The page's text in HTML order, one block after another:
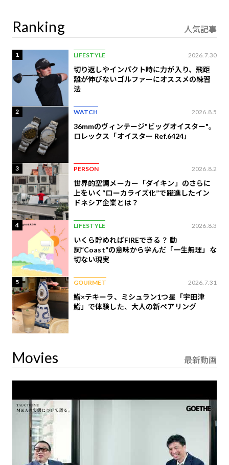
Ranking 人気記事
1 LIFESTYLE 2026.7.30
切り返しやインパクト時に力が入り、飛距
離が伸びないゴルファーにオススメの練習
法
2 WATCH 2026.8.5
36mmのヴィンテージ"ビッグオイスター"。
ロレックス「オイスター Ref.6424」
3 PERSON 2026.8.2
世界的空調メーカー「ダイキン」のさらに
上をいく“ローカライズ化”で躍進したイン
ドネシア企業とは？
4 LIFESTYLE 2026.8.3
いくら貯めればFIREできる？ 動
詞“Coast”の意味から学んだ「一生無理」な
切ない現実
5 GOURMET 2026.7.31
鮨×テキーラ、ミシュラン1つ星「宇田津
鮨」で体験した、大人の新ペアリング
Movies 最新動画